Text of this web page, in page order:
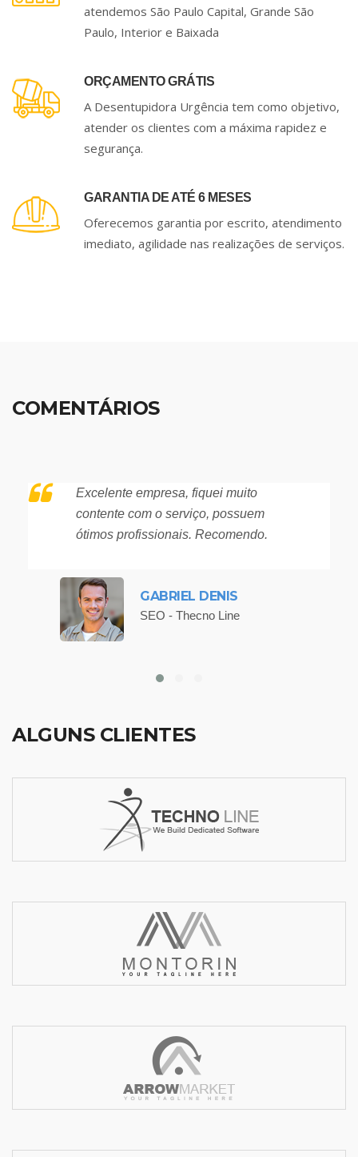
atendemos São Paulo Capital, Grande São
Paulo, Interior e Baixada
ORÇAMENTO GRÁTIS
A Desentupidora Urgência tem como objetivo,
atender os clientes com a máxima rapidez e
segurança.
GARANTIA DE ATÉ 6 MESES
Oferecemos garantia por escrito, atendimento
imediato, agilidade nas realizações de serviços.
COMENTÁRIOS
Excelente empresa, fiquei muito
contente com o serviço, possuem
ótimos profissionais. Recomendo.
GABRIEL DENIS
SEO - Thecno Line
ALGUNS CLIENTES